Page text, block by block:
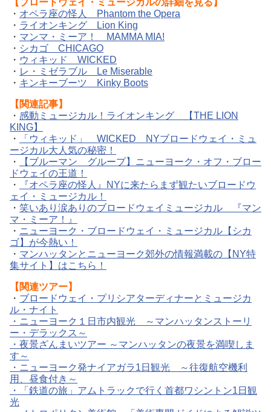
【ブロードウェイ・ミュージカルの詳細を見る】
・ オペラ座の怪人 Phantom the Opera
・ ライオンキング Lion King
・ マンマ・ミーア！ MAMMA MIA!
・ シカゴ CHICAGO
・ ウィキッド WICKED
・ レ・ミゼラブル Le Miserable
・ キンキーブーツ Kinky Boots
【関連記事】
・ 感動ミュージカル！ライオンキング 【THE LION
KING】
・
「ウィキッド」 WICKED NYブロードウェイ・ミュ
ージカル大人気の秘密！
・
【ブルーマン グループ】ニューヨーク・オフ・ブロー
ドウェイの王道！
・
『オペラ座の怪人』NYに来たらまず観たいブロードウ
ェイ・ミュージカル！
・ 笑いあり涙ありのブロードウェイミュージカル 『マン
マ・ミーア！』
・ ニューヨーク・ブロードウェイ・ミュージカル【シカ
ゴ】が今熱い！
・ マンハッタンとニューヨーク郊外の情報満載の【NY特
集サイト】はこちら！
【関連ツアー】
・ ブロードウェイ・プリシアターディナーとミュージカ
ル・ナイト
・ ニューヨーク１日市内観光 ～マンハッタンストーリ
ー・デラックス～
・ 夜景ざんまいツアー ～マンハッタンの夜景を満喫しま
す～
・ ニューヨーク発ナイアガラ1日観光 ～往復航空機利
用、昼食付き～
・
「鉄道の旅」アムトラックで行く首都ワシントン1日観
光